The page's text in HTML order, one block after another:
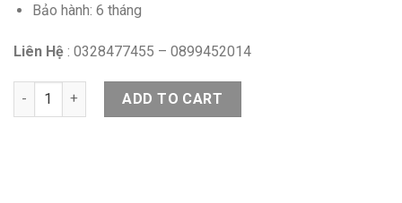
Bảo hành: 6 tháng
Liên Hệ : 0328477455 – 0899452014
ẮC QUY GS MF 105D31R/L 12V-90AH quantity
ADD TO CART